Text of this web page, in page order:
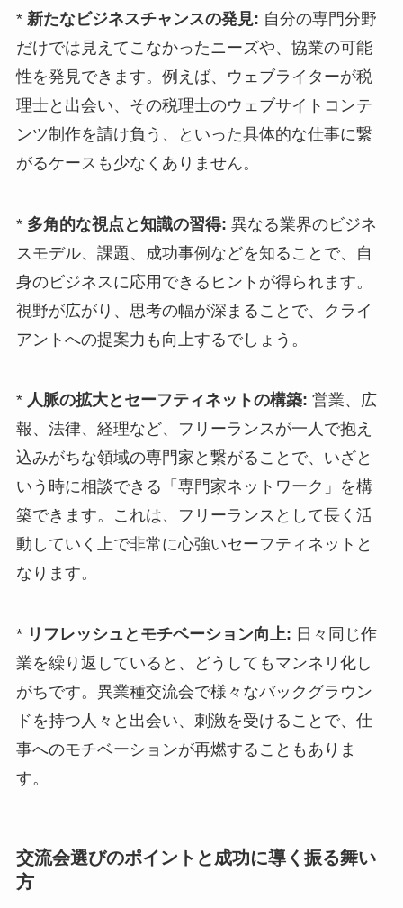
* 新たなビジネスチャンスの発見: 自分の専門分野
だけでは見えてこなかったニーズや、協業の可能
性を発見できます。例えば、ウェブライターが税
理士と出会い、その税理士のウェブサイトコンテ
ンツ制作を請け負う、といった具体的な仕事に繋
がるケースも少なくありません。
* 多角的な視点と知識の習得: 異なる業界のビジネ
スモデル、課題、成功事例などを知ることで、自
身のビジネスに応用できるヒントが得られます。
視野が広がり、思考の幅が深まることで、クライ
アントへの提案力も向上するでしょう。
* 人脈の拡大とセーフティネットの構築: 営業、広
報、法律、経理など、フリーランスが一人で抱え
込みがちな領域の専門家と繋がることで、いざと
いう時に相談できる「専門家ネットワーク」を構
築できます。これは、フリーランスとして長く活
動していく上で非常に心強いセーフティネットと
なります。
* リフレッシュとモチベーション向上: 日々同じ作
業を繰り返していると、どうしてもマンネリ化し
がちです。異業種交流会で様々なバックグラウン
ドを持つ人々と出会い、刺激を受けることで、仕
事へのモチベーションが再燃することもありま
す。
交流会選びのポイントと成功に導く振る舞い
方